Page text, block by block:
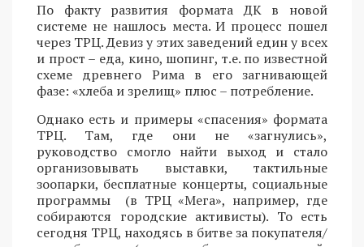
По факту развития формата ДК в новой
системе не нашлось места. И процесс пошел
через ТРЦ. Девиз у этих заведений един у всех
и прост – еда, кино, шопинг, т.е. по известной
схеме древнего Рима в его загнивающей
фазе: «хлеба и зрелищ» плюс – потребление.
Однако есть и примеры «спасения» формата
ТРЦ. Там, где они не «загнулись»,
руководство смогло найти выход и стало
организовывать выставки, тактильные
зоопарки, бесплатные концерты, социальные
программы (в ТРЦ «Мега», например, где
собираются городские активисты). То есть
сегодня ТРЦ, находясь в битве за покупателя/